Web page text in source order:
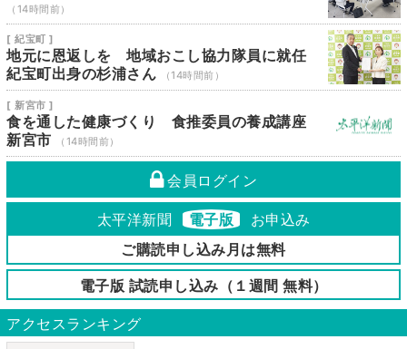
（14時間前）
[ 紀宝町 ]
地元に恩返しを 地域おこし協力隊員に就任
紀宝町出身の杉浦さん
（14時間前）
[ 新宮市 ]
食を通した健康づくり 食推委員の養成講座
新宮市
（14時間前）
会員ログイン
太平洋新聞 電子版
お申込み
ご購読申し込み月は無料
電子版 試読申し込み（１週間 無料）
アクセスランキング